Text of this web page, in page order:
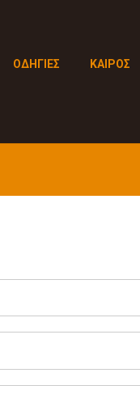
ΟΔΗΓΙΕΣ
ΚΑΙΡΟΣ